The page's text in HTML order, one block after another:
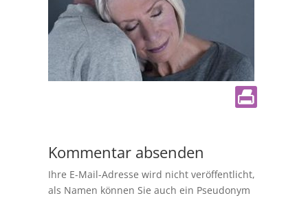
Kommentar absenden
Ihre E-Mail-Adresse wird nicht veröffentlicht,
als Namen können Sie auch ein Pseudonym